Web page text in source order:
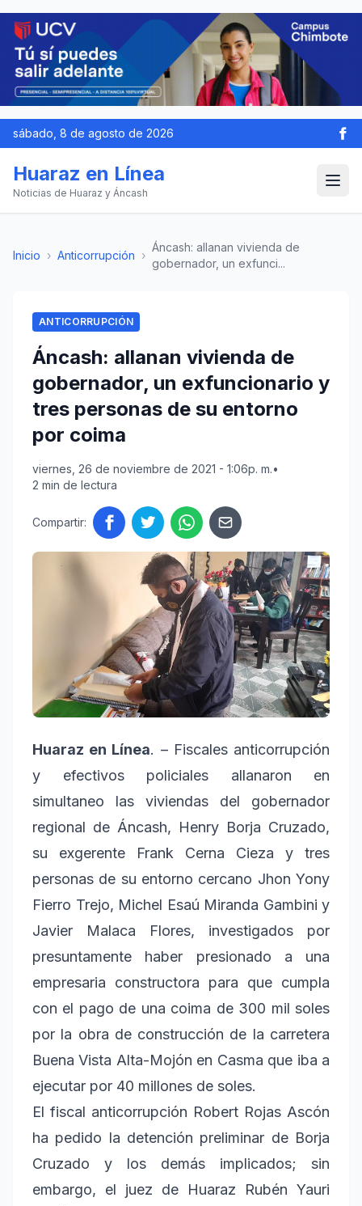
sábado, 8 de agosto de 2026
Huaraz en Línea
Noticias de Huaraz y Áncash
Inicio › Anticorrupción ›
Áncash: allanan vivienda de
gobernador, un exfunci...
ANTICORRUPCIÓN
Áncash: allanan vivienda de
gobernador, un exfuncionario y
tres personas de su entorno
por coima
viernes, 26 de noviembre de 2021 - 1:06p. m.•
2 min de lectura
Compartir:
Huaraz en Línea. – Fiscales anticorrupción
y efectivos policiales allanaron en
simultaneo las viviendas del gobernador
regional de Áncash, Henry Borja Cruzado,
su exgerente Frank Cerna Cieza y tres
personas de su entorno cercano Jhon Yony
Fierro Trejo, Michel Esaú Miranda Gambini y
Javier Malaca Flores, investigados por
presuntamente haber presionado a una
empresaria constructora para que cumpla
con el pago de una coima de 300 mil soles
por la obra de construcción de la carretera
Buena Vista Alta-Mojón en Casma que iba a
ejecutar por 40 millones de soles.
El fiscal anticorrupción Robert Rojas Ascón
ha pedido la detención preliminar de Borja
Cruzado y los demás implicados; sin
embargo, el juez de Huaraz Rubén Yauri